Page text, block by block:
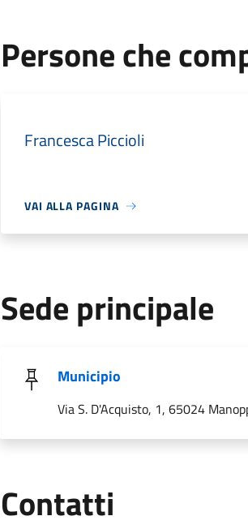
Persone che
Francesca Piccioli
VAI ALLA PAGINA
Sede principale
Municipio
Via S. D'Acquisto, 1, 65024
Contatti